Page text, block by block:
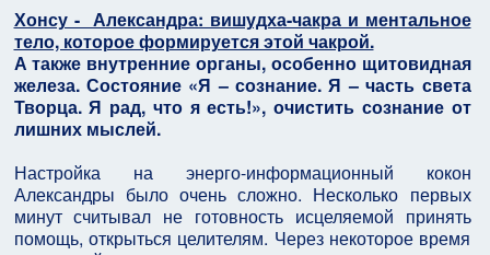
Хонсу - Александра: вишудха-чакра и ментальное
тело, которое формируется этой чакрой.
А также внутренние органы, особенно щитовидная
железа. Состояние «Я – сознание. Я – часть света
Творца. Я рад, что я есть!», очистить сознание от
лишних мыслей.
Настройка на энерго-информационный кокон
Александры было очень сложно. Несколько первых
минут считывал не готовность исцеляемой принять
помощь, открыться целителям. Через некоторое время